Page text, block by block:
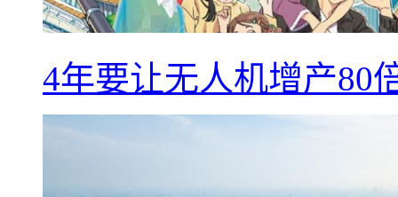
4年要让无人机增产80